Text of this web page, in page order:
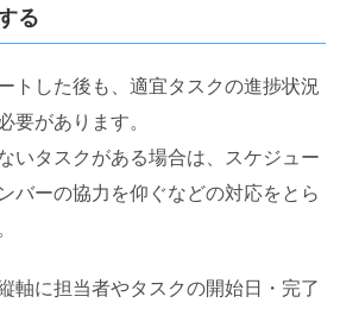
る
トした後も、適宜タスクの進捗状況
要があります。
いタスクがある場合は、スケジュー
バーの協力を仰ぐなどの対応をとら
軸に担当者やタスクの開始日・完了